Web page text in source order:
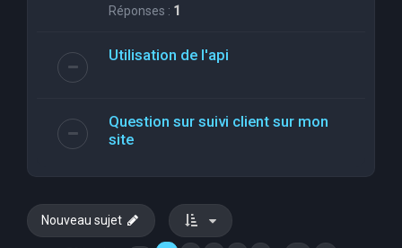
Réponses : 1
Utilisation de l'api
Question sur suivi client sur mon
site
Nouveau sujet